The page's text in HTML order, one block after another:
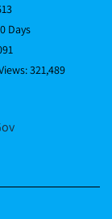
Days
321,489